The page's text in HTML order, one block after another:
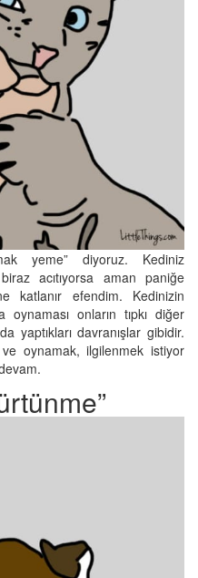
yeme” diyoruz. Kediniz
biraz acıtıyorsa aman paniğe
katlanır efendim. Kedinizin
oynaması onların tıpkı diğer
yaptıkları davranışlar gibidir.
oynamak, ilgilenmek istiyor